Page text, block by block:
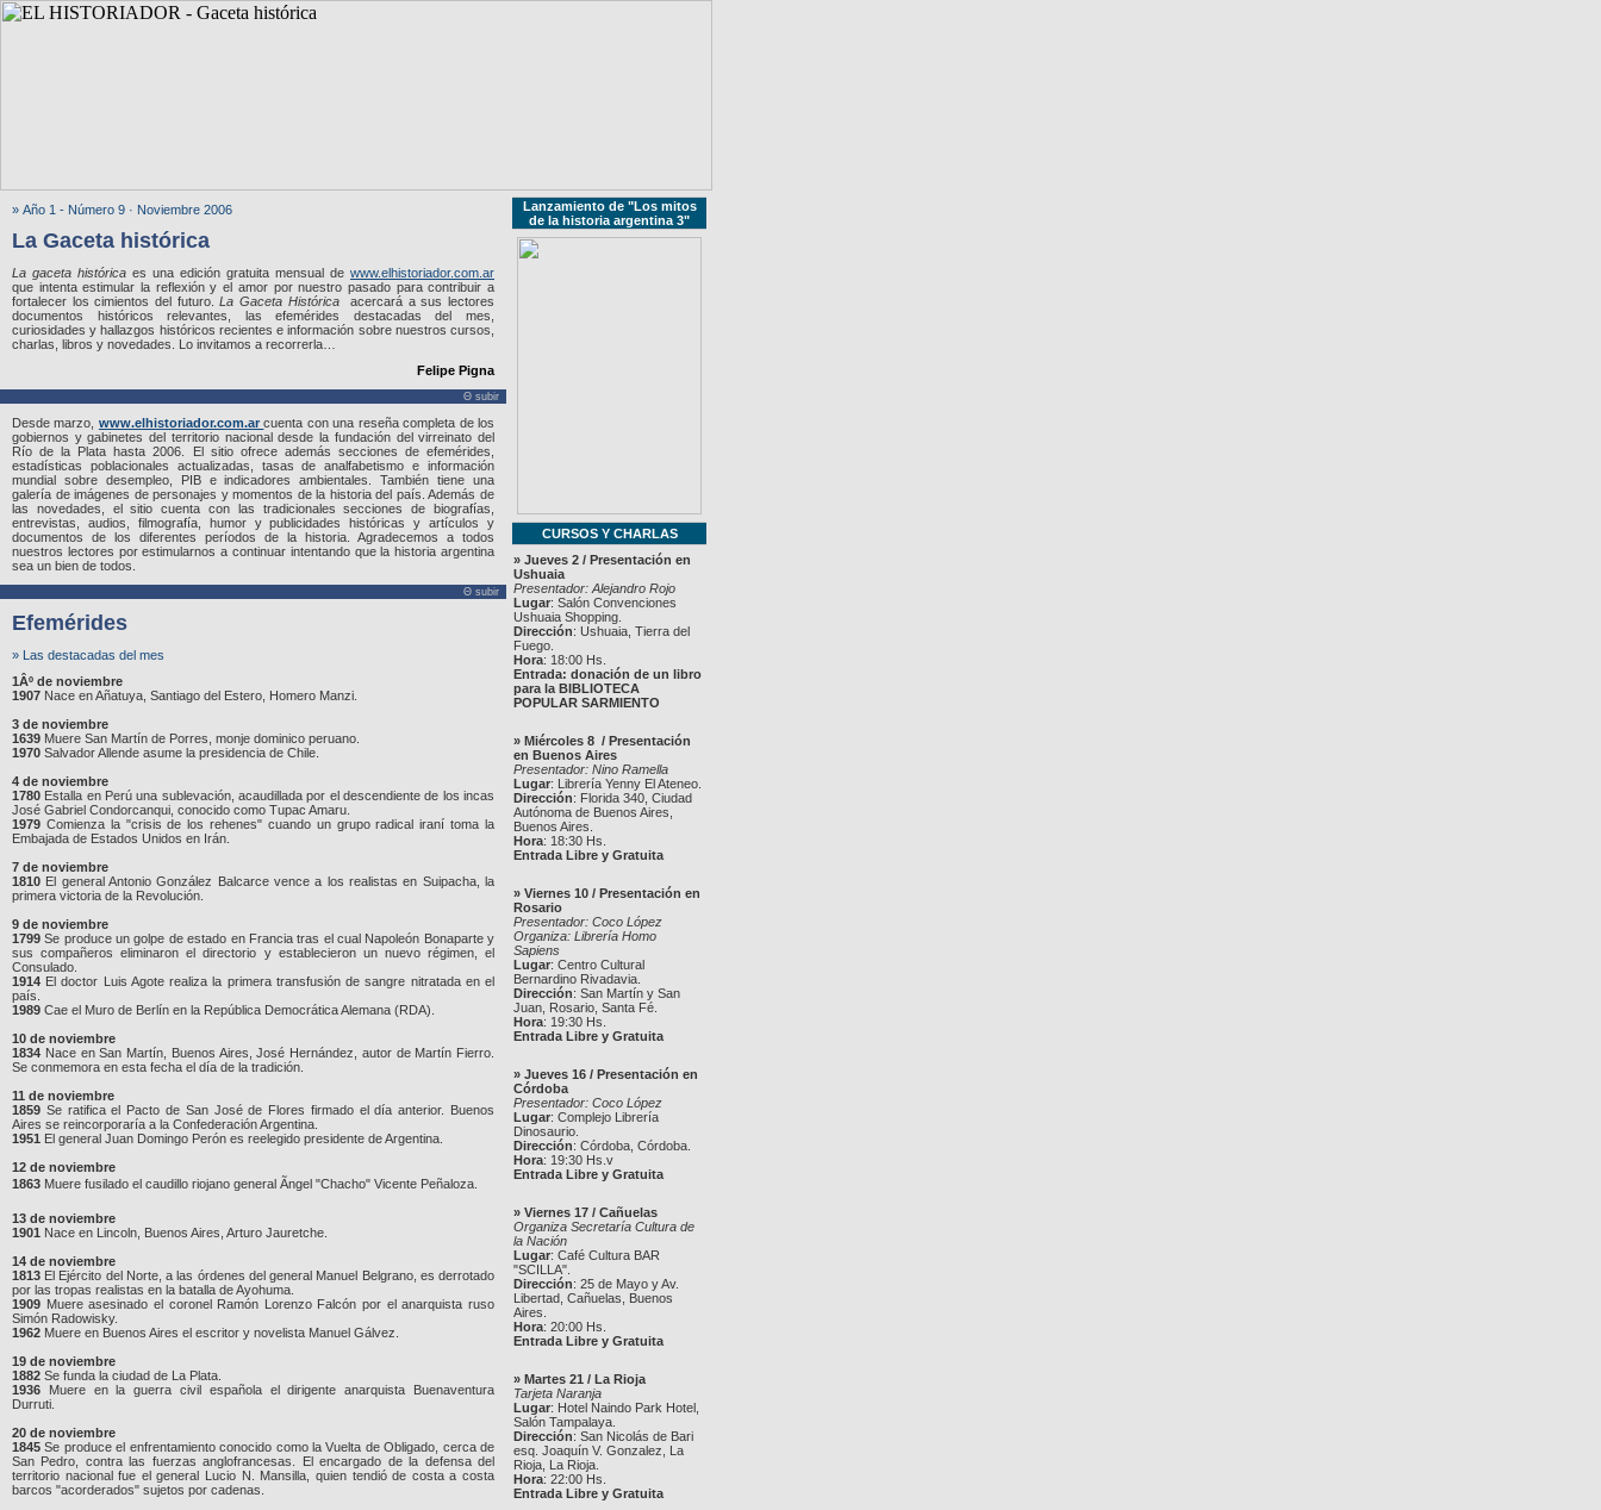
» Año 1 - Número 9 · Noviembre 2006
La Gaceta histórica
La gaceta histórica es una edición gratuita mensual de www.elhistoriador.com.ar
que intenta estimular la reflexión y el amor por nuestro pasado para contribuir a
fortalecer los cimientos del futuro.La Gaceta Históricaacercará a sus lectores
documentos históricos relevantes, las efemérides destacadas del mes,
curiosidades y hallazgos históricos recientes e información sobre nuestros cursos,
charlas, libros y novedades. Lo invitamos a recorrerla…
Felipe Pigna
Lanzamiento de "Los mitos
de la historia argentina 3"
CURSOS Y CHARLAS
» Jueves 2 / Presentación en
Ushuaia
Presentador: Alejandro Rojo
Lugar: Salón Convenciones
Ushuaia Shopping.
Dirección: Ushuaia, Tierra del
Fuego.
Hora: 18:00 Hs.
Entrada: donación de un libro
para la BIBLIOTECA
POPULAR SARMIENTO
» Miércoles 8 / Presentación
en Buenos Aires
Presentador: Nino Ramella
Lugar: Librería Yenny El Ateneo.
Dirección: Florida 340, Ciudad
Autónoma de Buenos Aires,
Buenos Aires.
Hora: 18:30 Hs.
Entrada Libre y Gratuita
» Viernes 10 / Presentación en
Rosario
Presentador: Coco López
Organiza: Librería Homo
Sapiens
Lugar: Centro Cultural
Bernardino Rivadavia.
Dirección: San Martín y San
Juan, Rosario, Santa Fé.
Hora: 19:30 Hs.
Entrada Libre y Gratuita
» Jueves 16 / Presentación en
Córdoba
Presentador: Coco López
Lugar: Complejo Librería
Dinosaurio.
Dirección: Córdoba, Córdoba.
Hora: 19:30 Hs.v
Entrada Libre y Gratuita
» Viernes 17 / Cañuelas
Organiza Secretaría Cultura de
la Nación
Lugar: Café Cultura BAR
"SCILLA".
Dirección: 25 de Mayo y Av.
Libertad, Cañuelas, Buenos
Aires.
Hora: 20:00 Hs.
Entrada Libre y Gratuita
» Martes 21 / La Rioja
Tarjeta Naranja
Lugar: Hotel Naindo Park Hotel,
Salón Tampalaya.
Dirección: San Nicolás de Bari
esq. Joaquín V. Gonzalez, La
Rioja, La Rioja.
Hora: 22:00 Hs.
Entrada Libre y Gratuita
Θ subir
Desde marzo, www.elhistoriador.com.arcuenta con una reseña completa de los
gobiernos y gabinetes del territorio nacional desde la fundación del virreinato del
Río de la Plata hasta 2006. El sitio ofrece además secciones de efemérides,
estadísticas poblacionales actualizadas, tasas de analfabetismo e información
mundial sobre desempleo, PIB e indicadores ambientales. También tiene una
galería de imágenes de personajes y momentos de la historia del país. Además de
las novedades, el sitio cuenta con las tradicionales secciones de biografías,
entrevistas, audios, filmografía, humor y publicidades históricas y artículos y
documentos de los diferentes períodos de la historia. Agradecemos a todos
nuestros lectores por estimularnos a continuar intentando que la historia argentina
sea un bien de todos.
Θ subir
Efemérides
» Las destacadas del mes
1Âº de noviembre
1907 Nace en Añatuya, Santiago del Estero, Homero Manzi.
3 de noviembre
1639 Muere San Martín de Porres, monje dominico peruano.
1970 Salvador Allende asume la presidencia de Chile.
4 de noviembre
1780 Estalla en Perú una sublevación, acaudillada por el descendiente de los incas
José Gabriel Condorcanqui, conocido como Tupac Amaru.
1979 Comienza la "crisis de los rehenes" cuando un grupo radical iraní toma la
Embajada de Estados Unidos en Irán.
7 de noviembre
1810 El general Antonio González Balcarce vence a los realistas en Suipacha, la
primera victoria de la Revolución.
9 de noviembre
1799 Se produce un golpe de estado en Francia tras el cual Napoleón Bonaparte y
sus compañeros eliminaron el directorio y establecieron un nuevo régimen, el
Consulado.
1914 El doctor Luis Agote realiza la primera transfusión de sangre nitratada en el
país.
1989 Cae el Muro de Berlín en la República Democrática Alemana (RDA).
10 de noviembre
1834 Nace en San Martín, Buenos Aires, José Hernández, autor de Martín Fierro.
Se conmemora en esta fecha el día de la tradición.
11 de noviembre
1859 Se ratifica el Pacto de San José de Flores firmado el día anterior. Buenos
Aires se reincorporaría a la Confederación Argentina.
1951 El general Juan Domingo Perón es reelegido presidente de Argentina.
12 de noviembre
1863 Muere fusilado el caudillo riojano general Ãngel "Chacho" Vicente Peñaloza.
13 de noviembre
1901 Nace en Lincoln, Buenos Aires, Arturo Jauretche.
14 de noviembre
1813 El Ejército del Norte, a las órdenes del general Manuel Belgrano, es derrotado
por las tropas realistas en la batalla de Ayohuma.
1909 Muere asesinado el coronel Ramón Lorenzo Falcón por el anarquista ruso
Simón Radowisky.
1962 Muere en Buenos Aires el escritor y novelista Manuel Gálvez.
19 de noviembre
1882 Se funda la ciudad de La Plata.
1936 Muere en la guerra civil española el dirigente anarquista Buenaventura
Durruti.
20 de noviembre
1845 Se produce el enfrentamiento conocido como la Vuelta de Obligado, cerca de
San Pedro, contra las fuerzas anglofrancesas. El encargado de la defensa del
territorio nacional fue el general Lucio N. Mansilla, quien tendió de costa a costa
barcos "acorderados" sujetos por cadenas.